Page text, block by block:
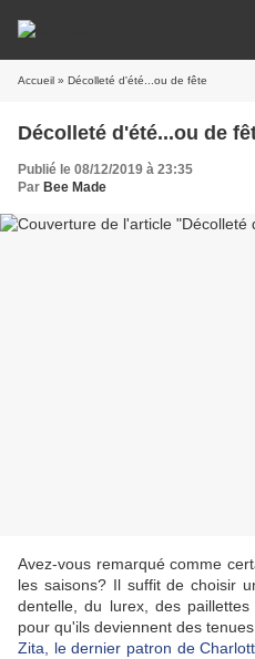
Accueil » Décolleté d'été...ou de fête
Décolleté d'été...ou de
Publié le 08/12/2019 à 23:35
Par Bee Made
Avez-vous remarqué comme
les saisons? Il suffit de choisir
dentelle, du lurex, des
pour qu'ils deviennent des
Zita, le dernier patron de